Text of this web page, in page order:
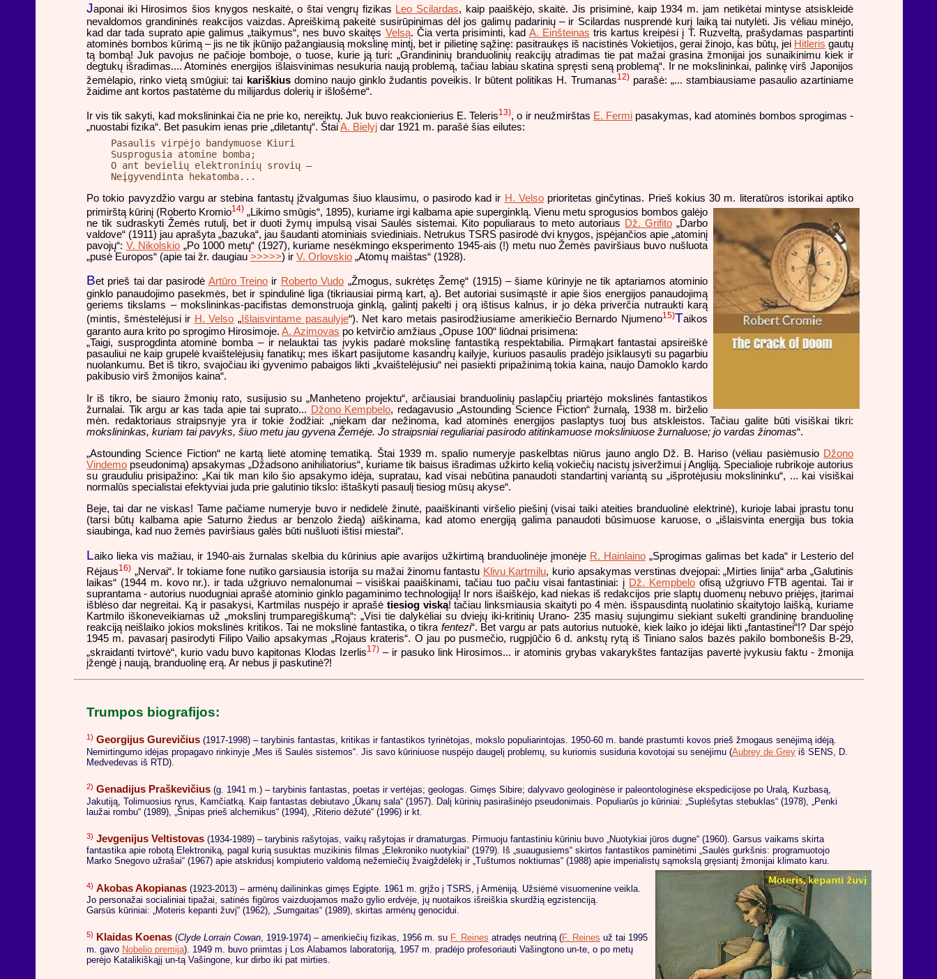
Japonai iki Hirosimos šios knygos neskaitė, o štai vengrų fizikas Leo Scilardas, kaip paaiškėjo, skaitė. Jis prisiminė, kaip 1934 m. jam netikėtai mintyse atsiskleidė
nevaldomos grandininės reakcijos vaizdas. Apreiškimą pakeitė susirūpinimas dėl jos galimų padarinių – ir Scilardas nusprendė kurį laiką tai nutylėti. Jis vėliau minėjo,
kad dar tada suprato apie galimus „taikymus“, nes buvo skaitęs Velsą. Čia verta prisiminti, kad A. Einšteinas tris kartus kreipėsi į T. Ruzveltą, prašydamas paspartinti
atominės bombos kūrimą – jis ne tik įkūnijo pažangiausią mokslinę mintį, bet ir pilietinę sąžinę: pasitraukęs iš nacistinės Vokietijos, gerai žinojo, kas būtų, jei Hitleris gautų
tą bombą! Juk pavojus ne pačioje bomboje, o tuose, kurie ją turi: „Grandininių branduolinių reakcijų atradimas tie pat mažai grasina žmonijai jos sunaikinimu kiek ir
degtukų išradimas.... Atominės energijos išlaisvinimas nesukuria naują problemą, tačiau labiau skatina spręsti seną problemą“. Ir ne mokslininkai, palinkę virš Japonijos
žemėlapio, rinko vietą smūgiui: tai kariškiusdomino naujo ginklo žudantis poveikis. Ir būtent politikas H. Trumanas12)parašė: „... stambiausiame pasaulio azartiniame
žaidime ant kortos pastatėme du milijardus dolerių ir išlošėme“.
Ir vis tik sakyti, kad mokslininkai čia ne prie ko, nereiktų. Juk buvo reakcionierius E. Teleris13), o ir neužmirštas E. Fermi pasakymas, kad atominės bombos sprogimas -
„nuostabi fizika“. Bet pasukim ienas prie „diletantų“. ŠtaiA. Bielyj dar 1921 m. parašė šias eilutes:
Pasaulis virpėjo bandymuose Kiuri
Susprogusia atomine bomba;
O ant bevielių elektroninių srovių –
Po tokio pavyzdžio vargu ar stebina fantastų įžvalgumas šiuo klausimu, o pasirodo kad ir H. Velsoprioritetas ginčytinas. Prieš kokius 30 m. literatūros istorikai aptiko
primirštą kūrinį (Roberto Kromio14) „Likimo smūgis“, 1895), kuriame irgi kalbama apie superginklą. Vienu metu sprogusios bombos galėjo
ne tik sudraskyti Žemės rutulį, bet ir duoti žymų impulsą visai Saulės sistemai. Kito populiaraus to meto autoriaus Dž. Grifito „Darbo
valdove“ (1911) jau aprašyta „bazuka“, jau šaudanti atominiais sviediniais. Netrukus TSRS pasirodė dvi knygos, įspėjančios apie „atominį
pavojų“: V. Nikolskio „Po 1000 metų“ (1927), kuriame nesėkmingo eksperimento 1945-ais (!) metu nuo Žemės paviršiaus buvo nušluota
„pusė Europos“ (apie tai žr. daugiau >>>>>) ir V. Orlovskio „Atomų maištas“ (1928).
Bet prieš tai dar pasirodė Artūro Treino ir Roberto Vudo „Žmogus, sukrėtęs Žemę“ (1915) – šiame kūrinyje ne tik aptariamos atominio
ginklo panaudojimo pasekmės, bet ir spindulinė liga (tikriausiai pirmą kart, ą). Bet autoriai susimąstė ir apie šios energijos panaudojimą
geriems tikslams – mokslininkas-pacifistas demonstruoja ginklą, galintį pakelti į orą ištisus kalnus, ir jo dėka priverčia nutraukti karą
(mintis, šmėstelėjusi ir H. Velso „ Išlaisvintame pasaulyje“). Net karo metais pasirodžiusiame amerikiečio Bernardo Njumeno15)Taikos
garanto aura krito po sprogimo Hirosimoje. A. Azimovas po ketvirčio amžiaus „Opuse 100“ liūdnai prisimena:
„Taigi, susprogdinta atominė bomba – ir nelauktai tas įvykis padarė mokslinę fantastiką respektabilia. Pirmąkart fantastai apsireiškė
pasauliui ne kaip grupelė kvaištelėjusių fanatikų; mes iškart pasijutome kasandrų kailyje, kuriuos pasaulis pradėjo įsiklausyti su pagarbiu
nuolankumu. Bet iš tikro, svajočiau iki gyvenimo pabaigos likti „kvaištelėjusiu“ nei pasiekti pripažinimą tokia kaina, naujo Damoklo kardo
pakibusio virš žmonijos kaina“.
Ir iš tikro, be siauro žmonių rato, susijusio su „Manheteno projektu“, arčiausiai branduolinių paslapčių priartėjo mokslinės fantastikos
žurnalai. Tik argu ar kas tada apie tai suprato... Džono Kempbelo, redagavusio „Astounding Science Fiction“ žurnalą, 1938 m. birželio
mėn. redaktoriaus straipsnyje yra ir tokie žodžiai: „niekam dar nežinoma, kad atominės energijos paslaptys tuoj bus atskleistos. Tačiau galite būti visiškai tikri:
mokslininkas, kuriam tai pavyks, šiuo metu jau gyvena Žemėje. Jo straipsniai reguliariai pasirodo atitinkamuose moksliniuose žurnaluose; jo vardas žinomas“.
„Astounding Science Fiction“ ne kartą lietė atominę tematiką. Štai 1939 m. spalio numeryje paskelbtas niūrus jauno anglo Dž. B. Hariso (vėliau pasiėmusio Džono
Vindemo pseudonimą) apsakymas „Džadsono anihiliatorius“, kuriame tik baisus išradimas užkirto kelią vokiečių nacistų įsiveržimui į Angliją. Specialioje rubrikoje autorius
su grauduliu prisipažino: „Kai tik man kilo šio apsakymo idėja, supratau, kad visai nebūtina panaudoti standartinį variantą su „išprotėjusiu mokslininku“, ... kai visiškai
normalūs specialistai efektyviai juda prie galutinio tikslo: ištaškyti pasaulį tiesiog mūsų akyse“.
Beje, tai dar ne viskas! Tame pačiame numeryje buvo ir nedidelė žinutė, paaiškinanti viršelio piešinį (visai taiki ateities branduolinė elektrinė), kurioje labai įprastu tonu
(tarsi būtų kalbama apie Saturno žiedus ar benzolo žiedą) aiškinama, kad atomo energiją galima panaudoti būsimuose karuose, o „išlaisvinta energija bus tokia
siaubinga, kad nuo žemės paviršiaus galės būti nušluoti ištisi miestai“.
Laiko lieka vis mažiau, ir 1940-ais žurnalas skelbia du kūrinius apie avarijos užkirtimą branduolinėje įmonėje R. Hainlaino „Sprogimas galimas bet kada“ ir Lesterio del
Rėjaus16) „Nervai“. Ir tokiame fone nutiko garsiausia istorija su mažai žinomu fantastu Klivu Kartmilu, kurio apsakymas verstinas dvejopai: „Mirties linija“ arba „Galutinis
laikas“ (1944 m. kovo nr.). ir tada užgriuvo nemalonumai – visiškai paaiškinami, tačiau tuo pačiu visai fantastiniai: į Dž. Kempbeloofisą užgriuvo FTB agentai. Tai ir
suprantama - autorius nuodugniai aprašė atominio ginklo pagaminimo technologiją! Ir nors išaiškėjo, kad niekas iš redakcijos prie slaptų duomenų nebuvo priėjęs, įtarimai
išblėso dar negreitai. Ką ir pasakysi, Kartmilas nuspėjo ir aprašė tiesiog viską! tačiau linksmiausia skaityti po 4 mėn. išspausdintą nuolatinio skaitytojo laišką, kuriame
Kartmilo iškoneveikiamas už „mokslinį trumparegiškumą“: „Visi tie dalykėliai su dviejų iki-kritinių Urano- 235 masių sujungimu siekiant sukelti grandininę branduolinę
reakciją neišlaiko jokios mokslinės kritikos. Tai ne mokslinė fantastika, o tikra fentezi“. Bet vargu ar pats autorius nutuokė, kiek laiko jo idėjai likti „fantastinei“!? Dar spėjo
1945 m. pavasarį pasirodyti Filipo Vailio apsakymas „Rojaus krateris“. O jau po pusmečio, rugpjūčio 6 d. ankstų rytą iš Tiniano salos bazės pakilo bombonešis B-29,
„skraidanti tvirtovė“, kurio vadu buvo kapitonas Klodas Izerlis17) – ir pasuko link Hirosimos... ir atominis grybas vakarykštes fantazijas pavertė įvykusiu faktu - žmonija
įžengė į naują, branduolinę erą. Ar nebus ji paskutinė?!
Trumpos biografijos:
1) Georgijus Gurevičius (1917-1998) – tarybinis fantastas, kritikas ir fantastikos tyrinėtojas, mokslo populiarintojas. 1950-60 m. bandė prastumti kovos prieš žmogaus senėjimą idėją.
Nemirtingumo idėjas propagavo rinkinyje „Mes iš Saulės sistemos“. Jis savo kūriniuose nuspėjo daugelį problemų, su kuriomis susiduria kovotojai su senėjimu (Aubrey de Grey iš SENS, D.
Medvedevas iš RTD).
2) Genadijus Praškevičius (g. 1941 m.) – tarybinis fantastas, poetas ir vertėjas; geologas. Gimęs Sibire; dalyvavo geologinėse ir paleontologinėse ekspedicijose po Uralą, Kuzbasą,
Jakutiją, Tolimuosius ryrus, Kamčiatką. Kaip fantastas debiutavo „Ūkanų sala“ (1957). Dalį kūrinių pasirašinėjo pseudonimais. Populiarūs jo kūriniai: „Suplėšytas stebuklas“ (1978), „Penki
laužai rombu“ (1989), „Šnipas prieš alchemikus“ (1994), „Riterio dėžutė“ (1996) ir kt.
3) Jevgenijus Veltistovas (1934-1989) – tarybinis rašytojas, vaikų rašytojas ir dramaturgas. Pirmuoju fantastiniu kūriniu buvo „Nuotykiai jūros dugne“ (1960). Garsus vaikams skirta
fantastika apie robotą Elektroniką, pagal kurią susuktas muzikinis filmas „Elekroniko nuotykiai“ (1979). Iš „suaugusiems“ skirtos fantastikos paminėtimi „Saulės gurkšnis: programuotojo
Marko Snegovo užrašai“ (1967) apie atskridusį kompiuterio valdomą nežemiečių žvaigždėlėkį ir „Tuštumos noktiurnas“ (1988) apie imperialistų sąmokslą gręsiantį žmonijai klimato karu.
4) Akobas Akopianas (1923-2013) – armėnų dailininkas gimęs Egipte. 1961 m. grįžo į TSRS, į Armėniją. Užsiėmė visuomenine veikla.
Jo personažai socialiniai tipažai, satinės figūros vaizduojamos mažo gylio erdvėje, jų nuotaikos išreiškia skurdžią egzistenciją.
Garsūs kūriniai: „Moteris kepanti žuvį“ (1962), „Sumgaitas“ (1989), skirtas armėnų genocidui.
5) Klaidas Koenas (Clyde Lorrain Cowan, 1919-1974) – amerikiečių fizikas, 1956 m. su F. Reines atradęs neutriną (F. Reines už tai 1995
m. gavo Nobelio premiją). 1949 m. buvo priimtas į Los Alabamos laboratoriją, 1957 m. pradėjo profesoriauti Vašingtono un-te, o po metų
perėjo Katalikiškąjį un-tą Vašingone, kur dirbo iki pat mirties.